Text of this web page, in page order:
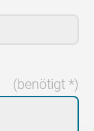
(benötigt *)